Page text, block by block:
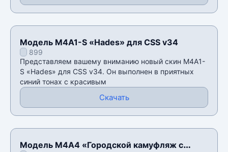
Модель M4A1-S «Hades» для CSS v34
899
Представляем вашему вниманию новый скин M4A1-
S «Hades» для CSS v34. Он выполнен в приятных
синий тонах с красивым
Скачать
Модель М4А4 «Городской камуфляж с